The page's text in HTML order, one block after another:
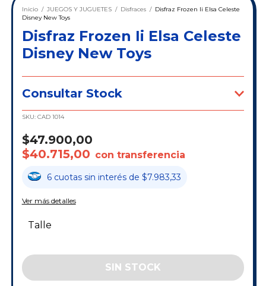
Inicio / JUEGOS Y JUGUETES / Disfraces / Disfraz Frozen Ii Elsa Celeste
Disney New Toys
Disfraz Frozen Ii Elsa Celeste
Disney New Toys
Consultar Stock
SKU: CAD 1014
$47.900,00
$40.715,00 con transferencia
6 cuotas sin interés de $7.983,33
Ver más detalles
Talle